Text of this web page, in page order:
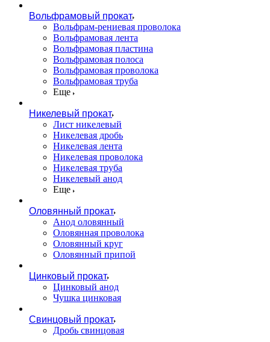
Вольфрамовый прокат
Вольфрам-рениевая проволока
Вольфрамовая лента
Вольфрамовая пластина
Вольфрамовая полоса
Вольфрамовая проволока
Вольфрамовая труба
Еще
Никелевый прокат
Лист никелевый
Никелевая дробь
Никелевая лента
Никелевая проволока
Никелевая труба
Никелевый анод
Еще
Оловянный прокат
Анод оловянный
Оловянная проволока
Оловянный круг
Оловянный припой
Цинковый прокат
Цинковый анод
Чушка цинковая
Свинцовый прокат
Дробь свинцовая